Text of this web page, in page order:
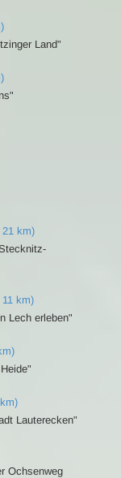
Land"
21 km)
km)
Lech erleben"
Lauterecken"
Ochsenweg